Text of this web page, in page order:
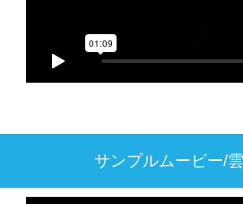
サンプルムービー/